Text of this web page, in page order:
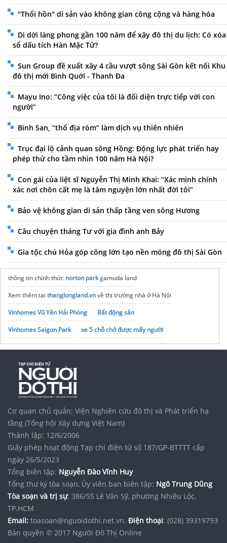
"Thổi hồn" di sản vào không gian công cộng và hàng hóa
Di dời làng phong gần 100 năm để xây đô thị du lịch: Có xóa
sổ dấu tích Hàn Mặc Tử?
Sun Group đề xuất xây 4 cầu vượt sông Sài Gòn kết nối Khu
đô thị mới Bình Quới - Thanh Đa
Mayu Ino: “Công việc của tôi là đối diện trực tiếp với con
người”
Bình San, “thổ địa ròm” làm dịch vụ thiên nhiên
Trục đại lộ cảnh quan sông Hồng: Động lực phát triển hay
phép thử cho tầm nhìn 100 năm Hà Nội?
Con gái của liệt sĩ Nguyễn Thị Minh Khai: “Xác minh chính
xác nơi chôn cất mẹ là tâm nguyện lớn nhất đời tôi”
Bảo vệ không gian di sản thấp tầng ven sông Hương
Câu chuyện tháng Tư với gia đình anh Bảy
Gia tộc chú Hỏa góp công lớn tạo nền móng đô thị Sài Gòn
thông tin chính thức norton parkgamuda land
Xem thêm tại thanglongland.vnvề thị trường nhà ở Hà Nội
Vinhomes Vũ Yên Hải Phòng
Bất động sản
Vinhomes Saigon Park
xe 5 chỗ chở được mấy người
noxh K Home Avenue Nhơn Trạch
Tập đoàn Bcons Group
Xe đạp trẻ em 3 5 tuổi
Xe đạp trợ lực điệnphoenix 999
Cơ quan chủ quản: Viện Nghiên cứu đô thị và Phát triển hạ
tầng (Tổng hội Xây dựng Việt Nam)
Thành lập: 12/6/2006
Giấy phép hoạt động Tạp chí điện tử số 187/GP-BTTTT cấp
ngày 26/5/2023
Tổng biên tập: Nguyễn Đào Vĩnh Huy
Tổng thư ký tòa soạn, Ủy viên ban biên tập: Ngô Trung Dũng
Tòa soạn và trị sự: 386/55 Lê Văn Sỹ, phường Nhiêu Lộc,
TP.HCM
Email: toasoan@nguoidothi.net.vn. Điện thoại: (028) 39319793
Bản quyền © 2017 Người Đô Thị Online